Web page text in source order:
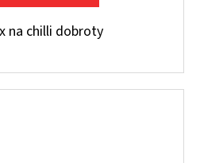
na chilli dobroty